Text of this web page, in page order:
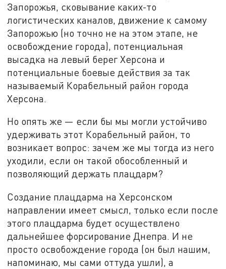
Запорожья, сковывание каких-то
логистических каналов, движение к самому
Запорожью (но точно не на этом этапе, не
освобождение города), потенциальная
высадка на левый берег Херсона и
потенциальные боевые действия за так
называемый Корабельный район города
Херсона.
Но опять же — если бы мы могли устойчиво
удерживать этот Корабельный район, то
возникает вопрос: зачем же мы тогда из него
уходили, если он такой обособленный и
позволяющий держать плацдарм?
Создание плацдарма на Херсонском
направлении имеет смысл, только если после
этого плацдарма будет осуществлено
дальнейшее форсирование Днепра. И не
просто освобождение города (он был нашим,
напоминаю, мы сами оттуда ушли), а